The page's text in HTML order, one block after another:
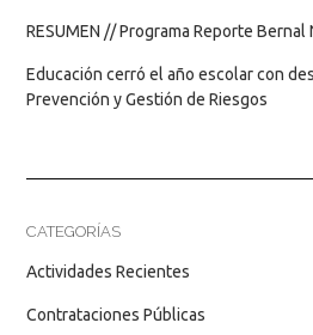
RESUMEN // Programa Reporte Bernal
Educación cerró el año escolar con
Prevención y Gestión de Riesgos
CATEGORÍAS
Actividades Recientes
Contrataciones Públicas